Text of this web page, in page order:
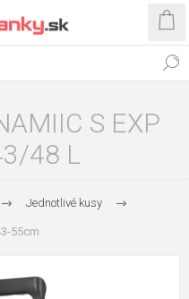
S EXP
48 L
Jednotlivé kusy
55cm